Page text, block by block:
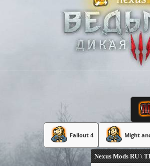
Fallout 4 Might
Nexus Mods RU \